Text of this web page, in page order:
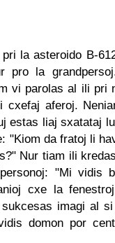
la asteroido B-
pro la
vi parolas al ili pri
cxefaj aferoj.
estas liaj sxatataj
"Kiom da fratoj li
Nur tiam ili
"Mi vidis
cxe la
imagi al
domon por